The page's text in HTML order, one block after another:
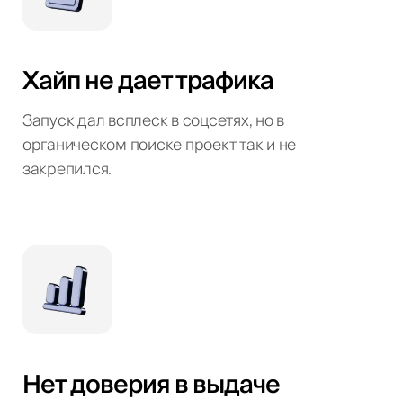
Хайп не дает трафика
Запуск дал всплеск в соцсетях, но в
органическом поиске проект так и не
закрепился.
Нет доверия в выдаче